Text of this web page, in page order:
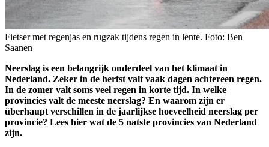
Fietser met regenjas en rugzak tijdens regen in lente. Foto: Ben
Saanen
Neerslag is een belangrijk onderdeel van het klimaat in
Nederland. Zeker in de herfst valt vaak dagen achtereen regen.
In de zomer valt soms veel regen in korte tijd. In welke
provincies valt de meeste neerslag? En waarom zijn er
überhaupt verschillen in de jaarlijkse hoeveelheid neerslag per
provincie? Lees hier wat de 5 natste provincies van Nederland
zijn.